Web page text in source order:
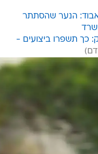
הנער שהסתתר
כך תשפרו ביצועים -